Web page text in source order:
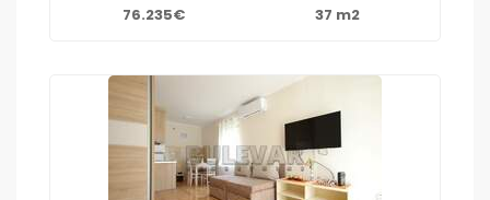
76.235€ 37 m2